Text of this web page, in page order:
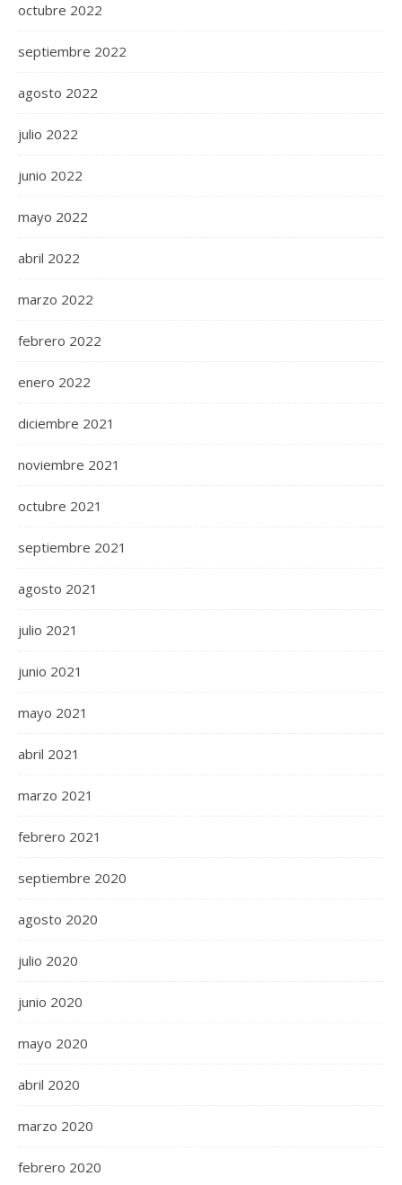
octubre 2022
septiembre 2022
agosto 2022
julio 2022
junio 2022
mayo 2022
abril 2022
marzo 2022
febrero 2022
enero 2022
diciembre 2021
noviembre 2021
octubre 2021
septiembre 2021
agosto 2021
julio 2021
junio 2021
mayo 2021
abril 2021
marzo 2021
febrero 2021
septiembre 2020
agosto 2020
julio 2020
junio 2020
mayo 2020
abril 2020
marzo 2020
febrero 2020